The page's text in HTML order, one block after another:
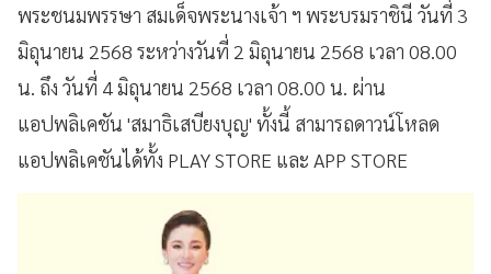
พระชนมพรรษา สมเด็จพระนางเจ้า ฯ พระบรมราชินี วันที่ 3
มิถุนายน 2568 ระหว่างวันที่ 2 มิถุนายน 2568 เวลา 08.00
น. ถึง วันที่ 4 มิถุนายน 2568 เวลา 08.00 น. ผ่าน
แอปพลิเคชัน 'สมาธิเสบียงบุญ' ทั้งนี้ สามารถดาวน์โหลด
แอปพลิเคชันได้ทั้ง PLAY STORE และ APP STORE